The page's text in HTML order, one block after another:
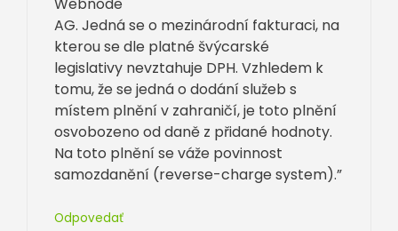
AG. Jedná se o mezinárodní fakturaci, na
kterou se dle platné švýcarské
legislativy nevztahuje DPH. Vzhledem k
tomu, že se jedná o dodání služeb s
místem plnění v zahraničí, je toto plnění
osvobozeno od daně z přidané hodnoty.
Na toto plnění se váže povinnost
samozdanění (reverse-charge system).”
Odpovedať